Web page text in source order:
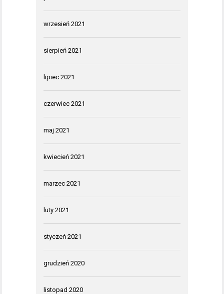
wrzesień 2021
sierpień 2021
lipiec 2021
czerwiec 2021
maj 2021
kwiecień 2021
marzec 2021
luty 2021
styczeń 2021
grudzień 2020
listopad 2020